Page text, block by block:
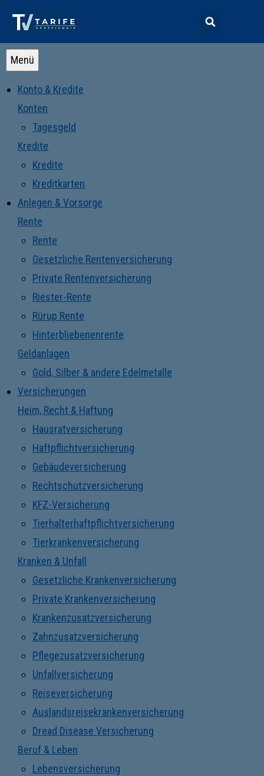
Menü
Konto & Kredite
Konten
Tagesgeld
Kredite
Kredite
Kreditkarten
Anlegen & Vorsorge
Rente
Rente
Gesetzliche Rentenversicherung
Private Rentenversicherung
Riester-Rente
Rürup Rente
Hinterbliebenenrente
Geldanlagen
Gold, Silber & andere Edelmetalle
Versicherungen
Heim, Recht & Haftung
Hausratversicherung
Haftpflichtversicherung
Gebäudeversicherung
Rechtschutzversicherung
KFZ-Versicherung
Tierhalterhaftpflichtversicherung
Tierkrankenversicherung
Kranken & Unfall
Gesetzliche Krankenversicherung
Private Krankenversicherung
Krankenzusatzversicherung
Zahnzusatzversicherung
Pflegezusatzversicherung
Unfallversicherung
Reiseversicherung
Auslandsreisekrankenversicherung
Dread Disease Versicherung
Beruf & Leben
Lebensversicherung